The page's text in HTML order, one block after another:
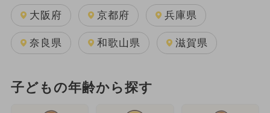
大阪府 京都府 兵庫県
奈良県 和歌山県 滋賀県
子どもの年齢から探す